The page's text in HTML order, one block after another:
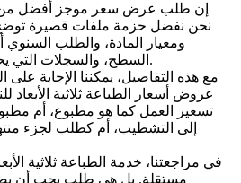
إن طلب عرض سعر موجز أفضل
نحن نفضل حزمة ملفات قصيرة توضح
ومعيار المادة، والطلب
السطح، والسجلات التي يحتاجها المشتري مع الشحنة.
مع هذه التفاصيل، يمكننا الإجابة
عروض أسعار الطباعة ثلاثية الأبعاد
إلى التشطيب، أم كطلب لجزء
في مراجعتنا، خدمة الطباعة ثلاثية
مستقلة. بل هي طلب يجب أن يصمد